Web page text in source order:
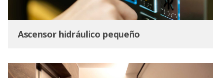
Ascensor hidráulico pequeño